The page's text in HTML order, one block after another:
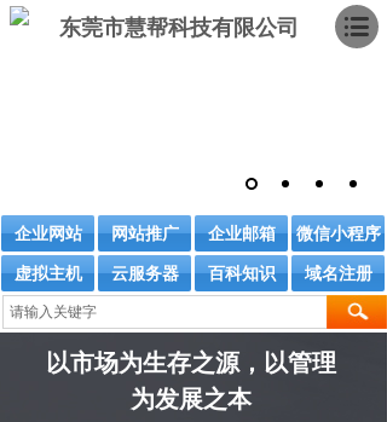
东莞市慧帮科技有限公司
云服务器 百科知识
微信小程序
网站推广
虚拟主机
企业网站 企业邮箱
域名注册
以市场为生存之源，以管理
为发展之本